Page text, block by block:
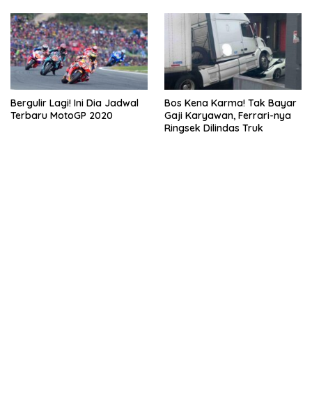
Bergulir Lagi! Ini Dia Jadwal
Terbaru MotoGP 2020
Bos Kena Karma! Tak Bayar
Gaji Karyawan, Ferrari-nya
Ringsek Dilindas Truk